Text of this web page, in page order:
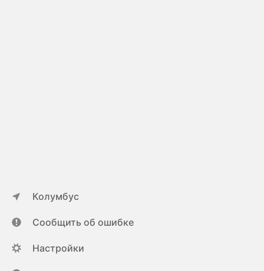
Колумбус
Сообщить об ошибке
Настройки